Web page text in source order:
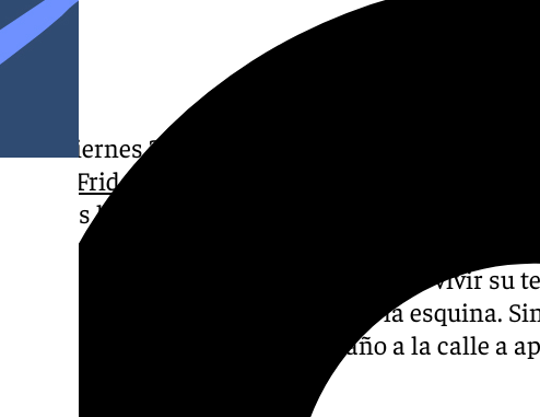
Este viernes 29 de noviembre llega uno de los
Black Friday
. Para muchos, es una de las
pues es la oportunidad ideal para adelantar
gracias a las suculentas ofertas que inundan
los establecimientos se preparan para vivir su
inicio de la Navidad a la vuelta de la esquina.
pregunta, ¿saldrá la gente este año a la calle a